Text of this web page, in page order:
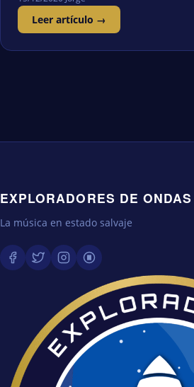
Leer artículo →
EXPLORADORES DE ONDAS
La música en estado salvaje